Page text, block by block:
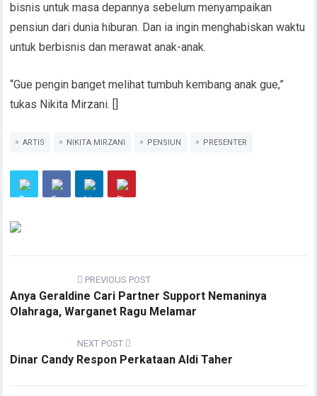
bisnis untuk masa depannya sebelum menyampaikan
pensiun dari dunia hiburan. Dan ia ingin menghabiskan waktu
untuk berbisnis dan merawat anak-anak.
“Gue pengin banget melihat tumbuh kembang anak gue,”
tukas Nikita Mirzani. []
ARTIS NIKITA MIRZANI PENSIUN PRESENTER
PREVIOUS POST
Anya Geraldine Cari Partner Support Nemaninya
Olahraga, Warganet Ragu Melamar
NEXT POST
Dinar Candy Respon Perkataan Aldi Taher